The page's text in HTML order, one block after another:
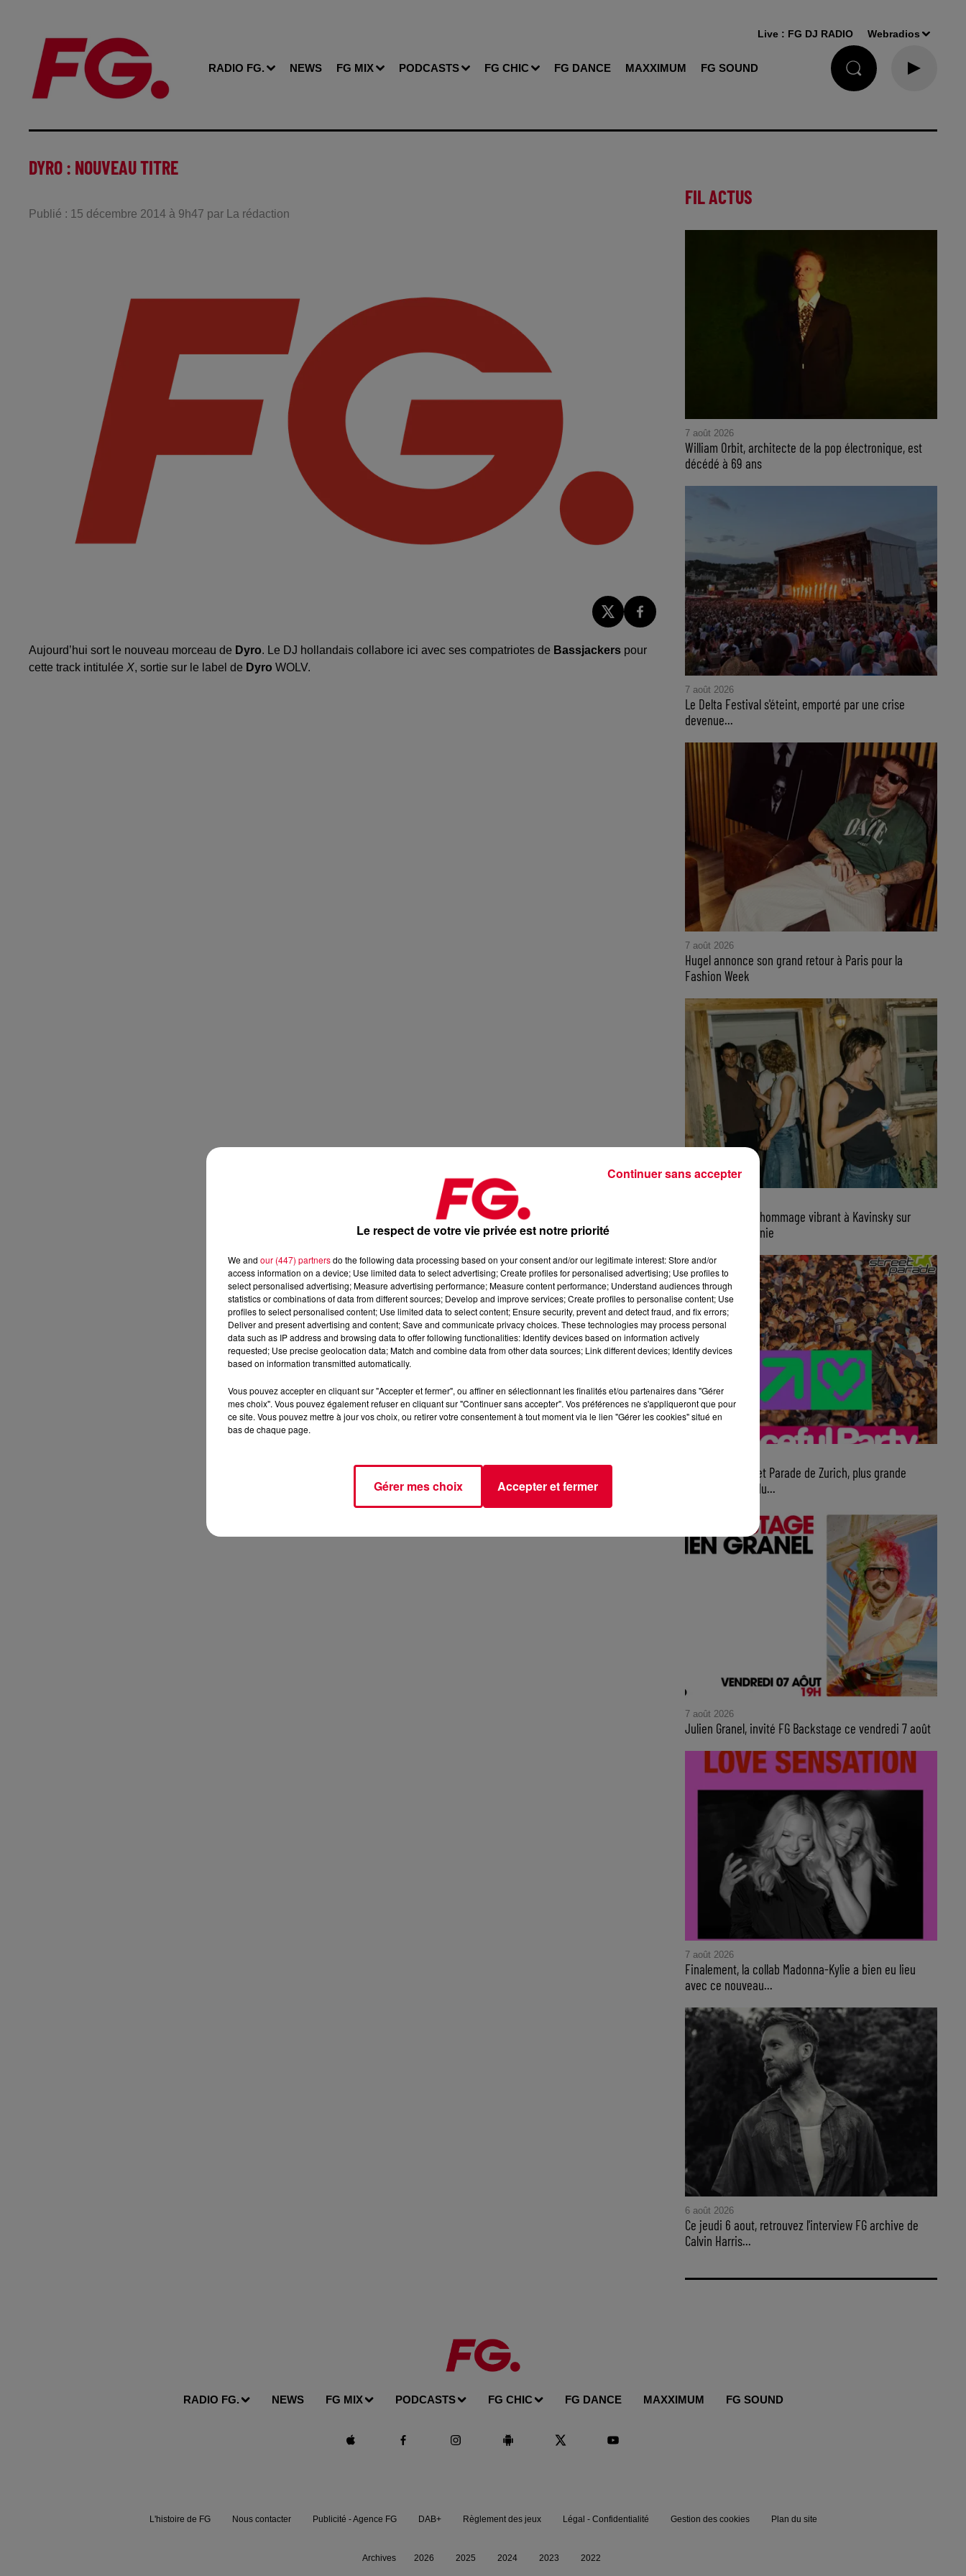
RADIO FG. NEWS FG MIX PODCASTS FG CHIC FG DANCE MAXXIMUM FG SOUND
Live : FG DJ RADIO Webradios
DYRO : NOUVEAU TITRE
Publié : 15 décembre 2014 à 9h47 par La rédaction
Aujourd’hui sort le nouveau morceau de Dyro. Le DJ hollandais collabore ici avec ses compatriotes de Bassjackers pour
cette track intitulée X, sortie sur le label de Dyro WOLV.
FIL ACTUS
7 août 2026
William Orbit, architecte de la pop électronique, est
décédé à 69 ans
7 août 2026
Le Delta Festival s'éteint, emporté par une crise
devenue...
7 août 2026
Hugel annonce son grand retour à Paris pour la
Fashion Week
Parcels rend un hommage vibrant à Kavinsky sur
scène en Californie
Ce samedi, Street Parade de Zurich, plus grande
parade électro du...
7 août 2026
Julien Granel, invité FG Backstage ce vendredi 7 août
7 août 2026
Finalement, la collab Madonna-Kylie a bien eu lieu
avec ce nouveau...
6 août 2026
Ce jeudi 6 aout, retrouvez l'interview FG archive de
Calvin Harris...
RADIO FG. NEWS FG MIX PODCASTS FG CHIC FG DANCE MAXXIMUM FG SOUND
L'histoire de FG Nous contacter Publicité - Agence FG DAB+ Règlement des jeux Légal - Confidentialité Gestion des cookies Plan du site
Archives 2026 2025 2024 2023 2022
Le respect de votre vie privée est notre priorité
We and our (447) partnersdo the following data processing based on your consent and/or our legitimate interest: Store and/or
access information on a device; Use limited data to select advertising; Create profiles for personalised advertising; Use profiles to
select personalised advertising; Measure advertising performance; Measure content performance; Understand audiences through
statistics or combinations of data from different sources; Develop and improve services; Create profiles to personalise content; Use
profiles to select personalised content; Use limited data to select content; Ensure security, prevent and detect fraud, and fix errors;
Deliver and present advertising and content; Save and communicate privacy choices. These technologies may process personal
data such as IP address and browsing data to offer following functionalities: Identify devices based on information actively
requested; Use precise geolocation data; Match and combine data from other data sources; Link different devices; Identify devices
based on information transmitted automatically.
Vous pouvez accepter en cliquant sur "Accepter et fermer", ou affiner en sélectionnant les finalités et/ou partenaires dans "Gérer
mes choix". Vous pouvez également refuser en cliquant sur "Continuer sans accepter". Vos préférences ne s'appliqueront que pour
ce site. Vous pouvez mettre à jour vos choix, ou retirer votre consentement à tout moment via le lien "Gérer les cookies" situé en
bas de chaque page.
Gérer mes choix Accepter et fermer
Continuer sans accepter